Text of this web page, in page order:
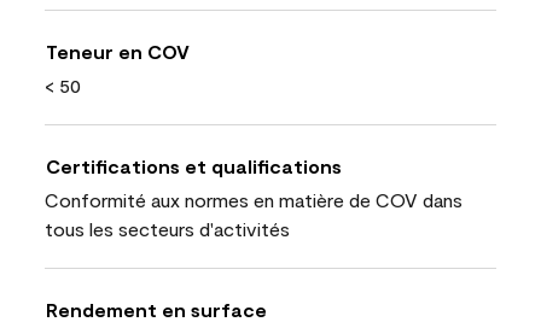
Teneur en COV
< 50
Certifications et qualifications
Conformité aux normes en matière de COV dans
tous les secteurs d'activités
Rendement en surface